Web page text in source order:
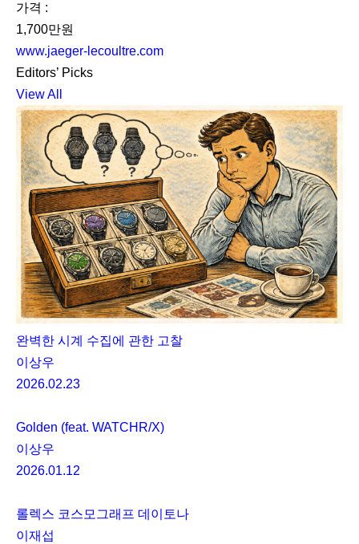
가격 :
1,700만원
www.jaeger-lecoultre.com
Editors’ Picks
View All
완벽한 시계 수집에 관한 고찰
이상우
2026.02.23
Golden (feat. WATCHR/X)
이상우
2026.01.12
롤렉스 코스모그래프 데이토나
이재섭